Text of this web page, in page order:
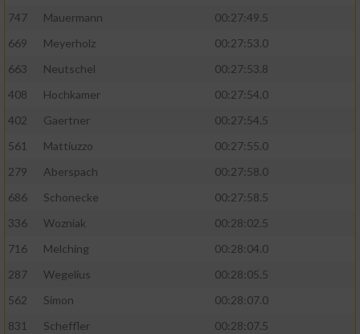
747
Mauermann
00:27:49.5
669
Meyerholz
00:27:53.0
663
Neutschel
00:27:53.8
408
Hochkamer
00:27:54.0
402
Gaertner
00:27:54.5
561
Mattiuzzo
00:27:55.0
279
Aberspach
00:27:58.0
686
Schonecke
00:27:58.5
336
Wozniak
00:28:02.5
716
Melching
00:28:04.0
287
Wegelius
00:28:05.5
562
Simon
00:28:07.0
831
Scheffler
00:28:07.5